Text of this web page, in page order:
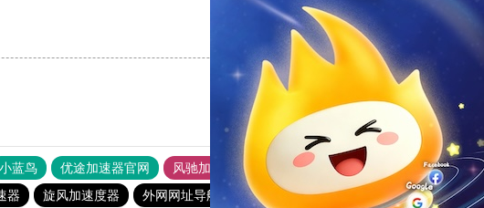
支持
小蓝鸟 优途加速器官网 风驰加速器
旋风加速器
器 旋风加速度器 外网网址导航 软件中心 雷霆加速 狂飙加速器